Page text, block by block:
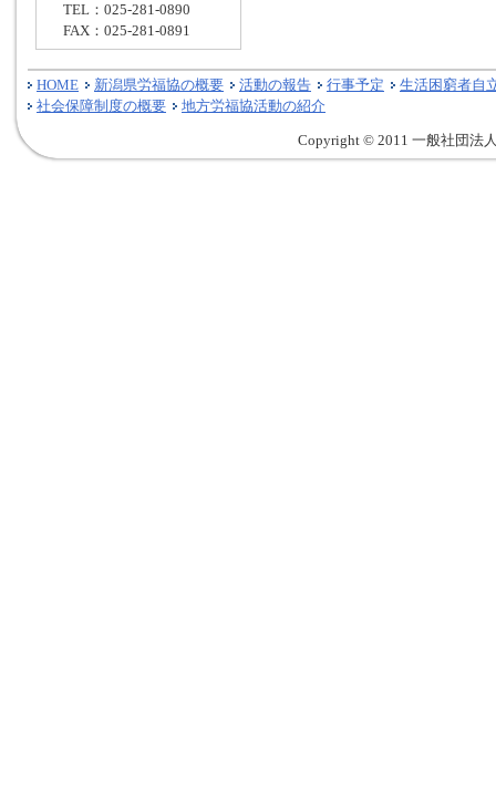
TEL：025-281-0890
FAX：025-281-0891
HOME 新潟県労福協の概要 活動の報告 行事予定
生活困窮者自
社会保障制度の概要
地方労福協活動の紹介
Copyright © 2011 一般社団法